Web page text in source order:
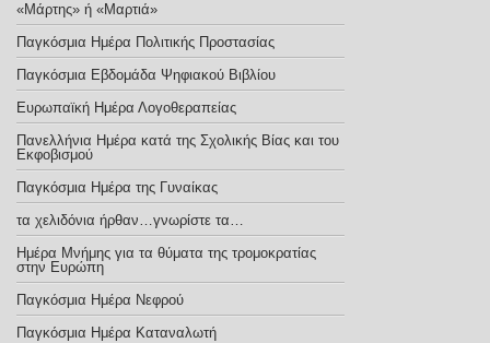
«Μάρτης» ή «Μαρτιά»
Παγκόσμια Ημέρα Πολιτικής Προστασίας
Παγκόσμια Εβδομάδα Ψηφιακού Βιβλίου
Ευρωπαϊκή Ημέρα Λογοθεραπείας
Πανελλήνια Ημέρα κατά της Σχολικής Βίας και του
Εκφοβισμού
Παγκόσμια Ημέρα της Γυναίκας
τα χελιδόνια ήρθαν…γνωρίστε τα…
Ημέρα Μνήμης για τα θύματα της τρομοκρατίας
στην Ευρώπη
Παγκόσμια Ημέρα Νεφρού
Παγκόσμια Ημέρα Καταναλωτή